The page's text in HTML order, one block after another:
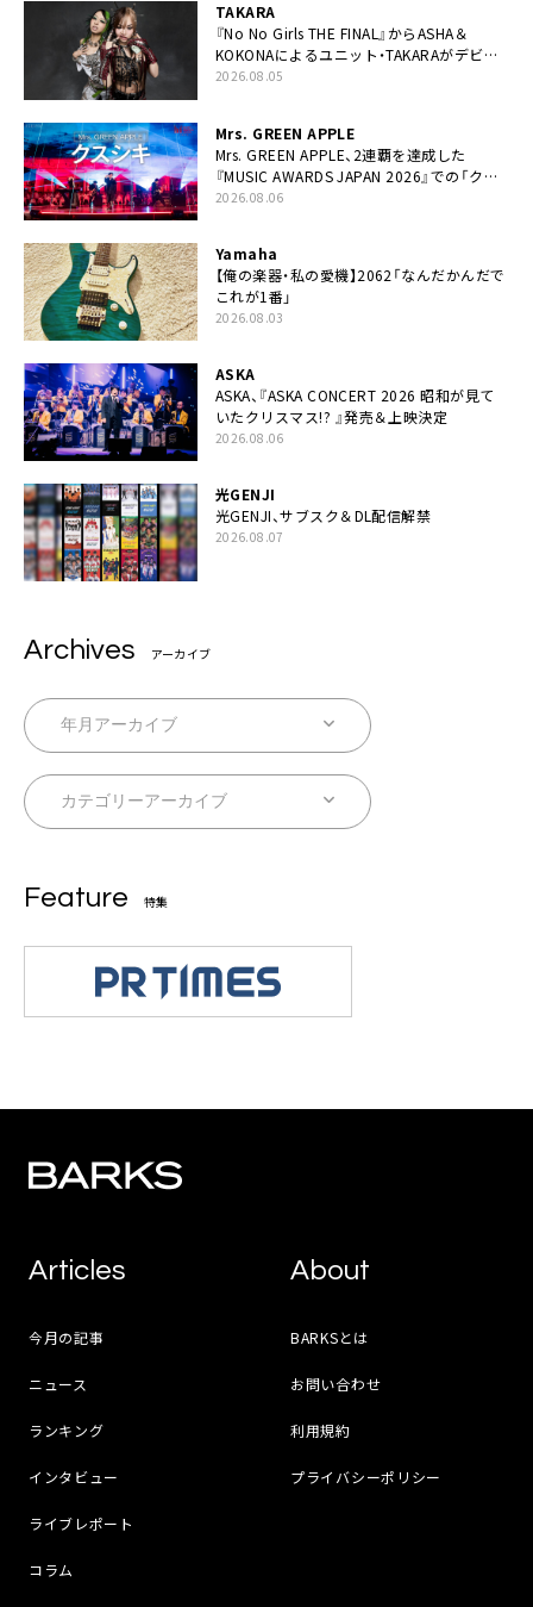
TAKARA
『No No Girls THE FINAL』からASHA＆
KOKONAによるユニット・TAKARAがデビュ
ー
2026.08.05
Mrs. GREEN APPLE
Mrs. GREEN APPLE、2連覇を達成した
『MUSIC AWARDS JAPAN 2026』での「クス
シキ」ライブパフォーマンスをYouTube公開
2026.08.06
Yamaha
【俺の楽器・私の愛機】2062「なんだかんだで
これが1番」
2026.08.03
ASKA
ASKA、『ASKA CONCERT 2026 昭和が見て
いたクリスマス!? 』発売＆上映決定
2026.08.06
光GENJI
光GENJI、サブスク＆DL配信解禁
2026.08.07
Archives アーカイブ
Feature 特集
Articles
今月の記事
ニュース
ランキング
インタビュー
ライブレポート
コラム
About
BARKSとは
お問い合わせ
利用規約
プライバシーポリシー